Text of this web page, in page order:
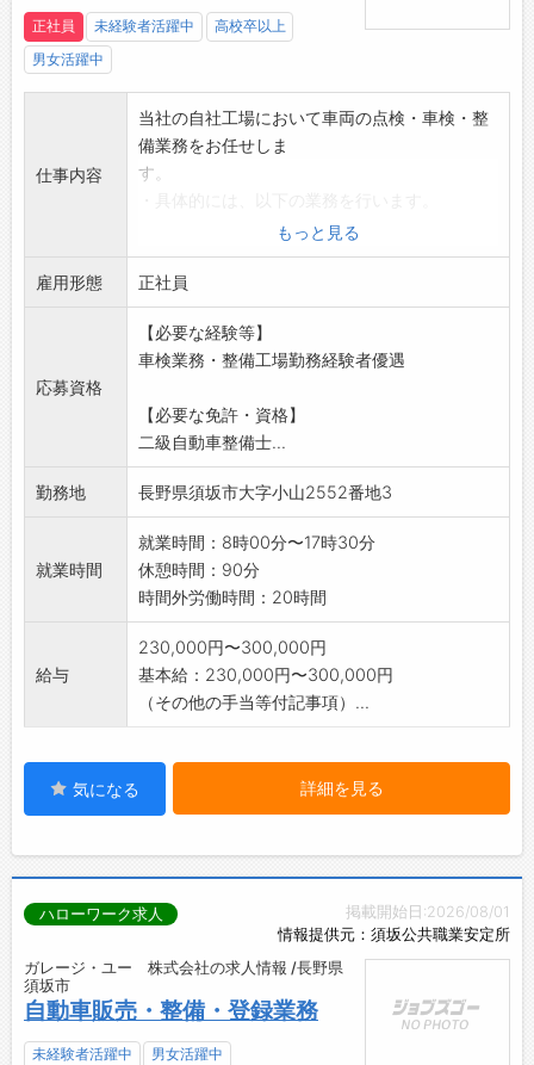
くさんいて活気のある会社です。
そして、なによりも様々なことに挑戦ができる
会社です。
さぁ、皆で長野県を盛り上げていきましょう！
バル、スズキ、三菱自動車、
ダイハツ、メルセデス・ベンツ、BMW、アウデ
MINI、キャデラック、シボレー、フォード、ク
ライスラー、ジープ、ジャガー、
エン、フィアット、アルファロメオ
／
ロイヤルでは、スタッフ一人ひとりが輝ける環
境を大切にしています◎
あなたもそんな環境で一緒にお仕事をしてみま
せんか？
あなたが活躍できるフィールドを用意して、お
待ちしております！
共に大きく成長していきましょう！
＼
正社員 未経験者活躍中
高校卒以上
男女活躍中
仕事内容
当社の自社工場において車両の点検・車検・整
備業務をお任せしま
す。
・法定点検・一般整備
・車検整備・検査ライン業務
・オイル・タイヤ交換などの軽整備
・故障診断・修理対応
【変更範囲:変更なし】
もっと見る
雇用形態 正社員
応募資格
【必要な経験等】
車検業務・整備工場勤務経験者優遇
【必要な免許・資格】
二級自動車整備士...
勤務地 長野県須坂市大字小山2552番地3
就業時間
就業時間：8時00分〜17時30分
休憩時間：90分
時間外労働時間：20時間
給与
230,000円〜300,000円
基本給：230,000円〜300,000円
（その他の手当等付記事項）...
気になる 詳細を見る
掲載開始日:2026/08/01
情報提供元：須坂公共職業安定所
ハローワーク求人
ガレージ・ユー 株式会社の求人情報 /長野県
須坂市
自動車販売・整備・登録業務
未経験者活躍中 男女活躍中